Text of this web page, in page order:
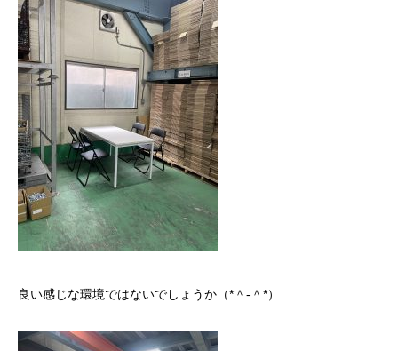
良い感じな環境ではないでしょうか（*＾-＾*）